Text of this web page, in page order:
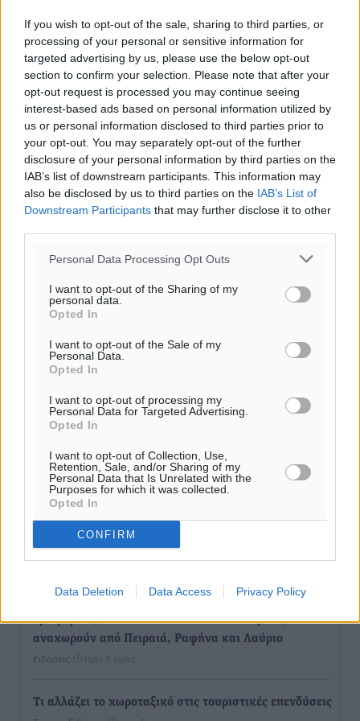
If you wish to opt-out of the sale, sharing to third parties, or
processing of your personal or sensitive information for
targeted advertising by us, please use the below opt-out
section to confirm your selection. Please note that after your
opt-out request is processed you may continue seeing
interest-based ads based on personal information utilized by
us or personal information disclosed to third parties prior to
your opt-out. You may separately opt-out of the further
disclosure of your personal information by third parties on the
IAB’s list of downstream participants. This information may
also be disclosed by us to third parties on the IAB’s List of
Downstream Participants that may further disclose it to other
Personal Data Processing Opt Outs
I want to opt-out of the Sharing of my
personal data.
Opted In
I want to opt-out of the Sale of my
Personal Data.
Opted In
I want to opt-out of processing my
Personal Data for Targeted Advertising.
Opted In
I want to opt-out of Collection, Use,
Retention, Sale, and/or Sharing of my
Personal Data that Is Unrelated with the
Purposes for which it was collected.
Opted In
CONFIRM
Data Deletion Data Access Privacy Policy
Ροή ειδήσεων
Τριήμερο εξόδου: Πάνω από 129.000 επιβάτες
αναχωρούν από Πειραιά, Ραφήνα και Λαύριο
Ειδήσεις πριν 5 ώρες
Τι αλλάζει το χωροταξικό στις τουριστικές επενδύσεις